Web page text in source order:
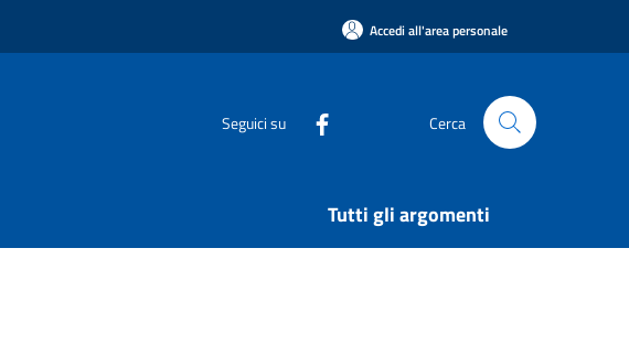
Accedi all'area personale
Seguici su Cerca
Tutti gli argomenti